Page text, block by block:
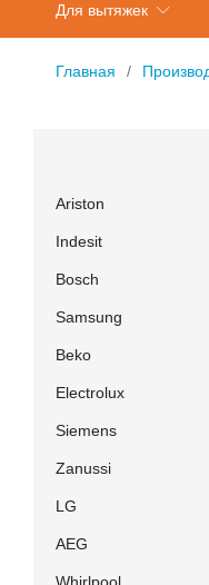
Для вытяжек
Главная
Ariston
Indesit
Bosch
Samsung
Beko
Electrolux
Siemens
Zanussi
LG
AEG